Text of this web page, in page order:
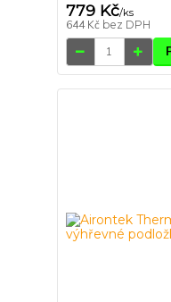
779 Kč/ks
644 Kč bez DPH